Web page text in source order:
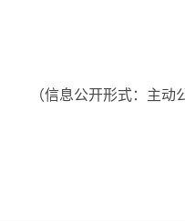
（信息公开形式：主动